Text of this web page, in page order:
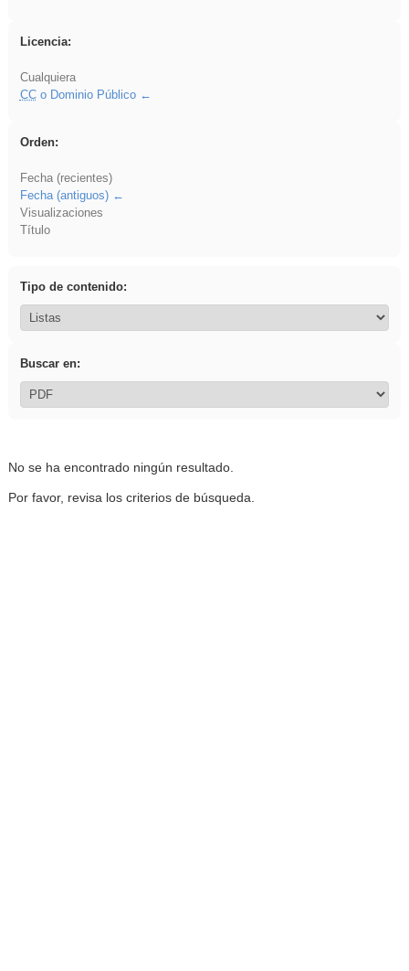
Licencia:
Cualquiera
CCo Dominio Público
Orden:
Fecha (recientes)
Fecha (antiguos)
Visualizaciones
Título
Tipo de contenido:
Buscar en:
No se ha encontrado ningún resultado.
Por favor, revisa los criterios de búsqueda.